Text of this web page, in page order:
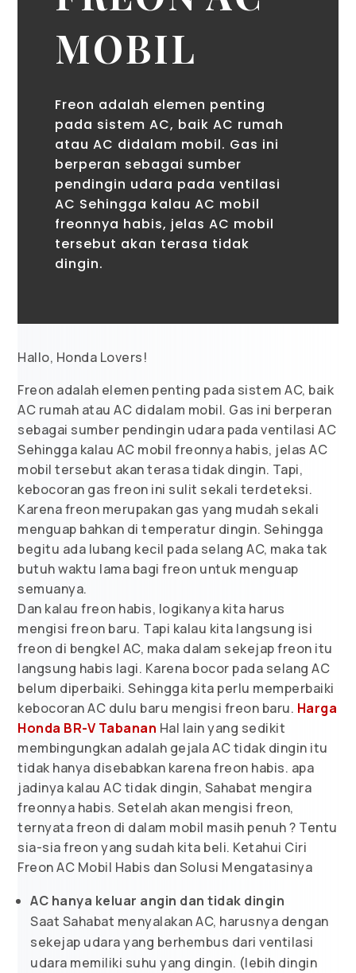
MOBIL
Freon adalah elemen penting
pada sistem AC, baik AC rumah
atau AC didalam mobil. Gas ini
berperan sebagai sumber
pendingin udara pada ventilasi
AC Sehingga kalau AC mobil
freonnya habis, jelas AC mobil
tersebut akan terasa tidak
dingin.
Hallo, Honda Lovers!
Freon adalah elemen penting pada sistem AC, baik
AC rumah atau AC didalam mobil. Gas ini berperan
sebagai sumber pendingin udara pada ventilasi AC
Sehingga kalau AC mobil freonnya habis, jelas AC
mobil tersebut akan terasa tidak dingin. Tapi,
kebocoran gas freon ini sulit sekali terdeteksi.
Karena freon merupakan gas yang mudah sekali
menguap bahkan di temperatur dingin. Sehingga
begitu ada lubang kecil pada selang AC, maka tak
butuh waktu lama bagi freon untuk menguap
semuanya.
Dan kalau freon habis, logikanya kita harus
mengisi freon baru. Tapi kalau kita langsung isi
freon di bengkel AC, maka dalam sekejap freon itu
langsung habis lagi. Karena bocor pada selang AC
belum diperbaiki. Sehingga kita perlu memperbaiki
kebocoran AC dulu baru mengisi freon baru. Harga
Honda BR-V Tabanan Hal lain yang sedikit
membingungkan adalah gejala AC tidak dingin itu
tidak hanya disebabkan karena freon habis. apa
jadinya kalau AC tidak dingin, Sahabat mengira
freonnya habis. Setelah akan mengisi freon,
ternyata freon di dalam mobil masih penuh ? Tentu
sia-sia freon yang sudah kita beli. Ketahui Ciri
Freon AC Mobil Habis dan Solusi Mengatasinya
AC hanya keluar angin dan tidak dingin
Saat Sahabat menyalakan AC, harusnya dengan
sekejap udara yang berhembus dari ventilasi
udara memiliki suhu yang dingin. (lebih dingin